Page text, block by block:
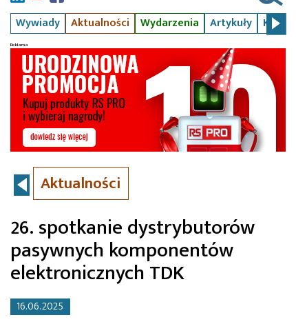
Wywiady Aktualności Wydarzenia Artykuły Kursy
Aktualności
26. spotkanie dystrybutorów
pasywnych komponentów
elektronicznych TDK
16.06.2025